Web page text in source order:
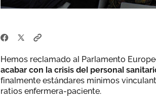
Hemos reclamado al Parlamento
acabar con la crisis del personal
finalmente estándares mínimos
ratios enfermera-paciente.